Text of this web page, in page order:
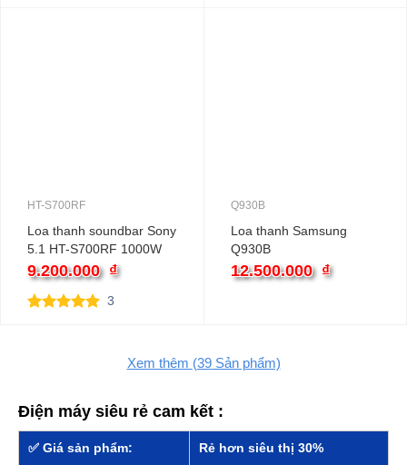
HT-S700RF
Loa thanh soundbar Sony
5.1 HT-S700RF 1000W
9.200.000 ₫
3
Q930B
Loa thanh Samsung
Q930B
12.500.000 ₫
Xem thêm (39Sản phẩm)
Điện máy siêu rẻ cam kết :
✅ Giá sản phẩm: Rẻ hơn siêu thị 30%